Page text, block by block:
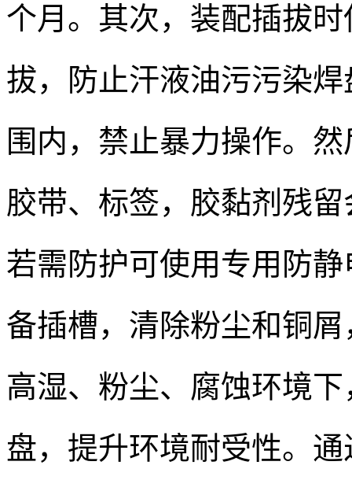
个月。其次，装配插拔
拔，防止汗液油污污染
围内，禁止暴力操作。
胶带、标签，胶黏剂残
若需防护可使用专用防
备插槽，清除粉尘和铜
高湿、粉尘、腐蚀环境
盘，提升环境耐受性。